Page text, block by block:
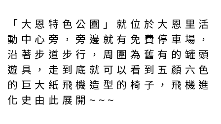
「大恩特色公園」就位於大恩里活
動中心旁，旁邊就有免費停車場，
沿著步道步行，周圍為舊有的罐頭
遊具，走到底就可以看到五顏六色
的巨大紙飛機造型的椅子，飛機進
化史由此展開~~~